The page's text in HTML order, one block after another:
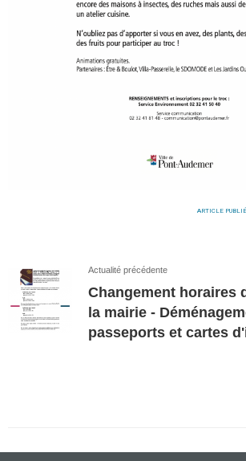
ARTICLE
Actualité précédente
Changement horaires
la mairie -
passeports et cartes